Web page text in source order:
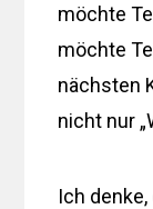
möchte
möchte
nächsten
nicht nur
Ich